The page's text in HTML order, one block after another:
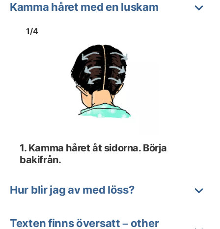
Kamma håret med en luskam
Bild1
1/4
1. Kamma håret åt sidorna. Börja
bakifrån.
Visa föregående bild
Hur blir jag av med löss?
Texten finns översatt – other